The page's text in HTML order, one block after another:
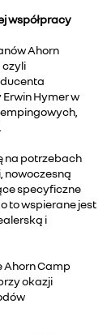
współpracy
Ahorn
czyli
Hymer w
na potrzebach
nowoczesną
specyficzne
to wspierane jest
i
Ahorn Camp
okazji